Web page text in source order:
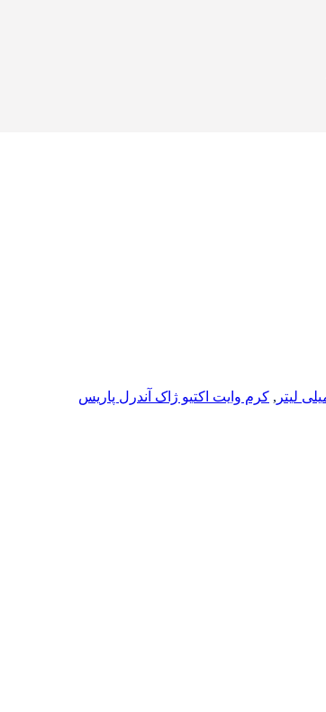
, کرم وایت اکتیو ژاک آندرل پاریس